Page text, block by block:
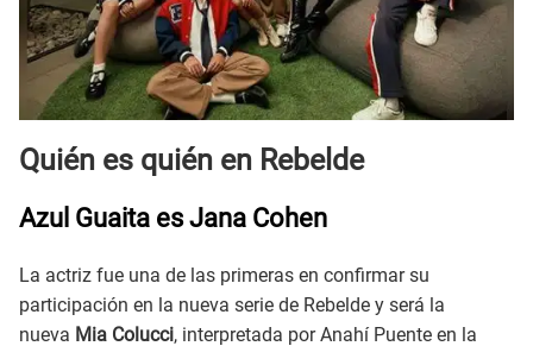
Quién es quién en Rebelde
Azul Guaita es Jana Cohen
La actriz fue una de las primeras en confirmar su
participación en la nueva serie de Rebelde y será la
nueva Mia Colucci, interpretada por Anahí Puente en la